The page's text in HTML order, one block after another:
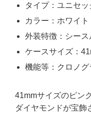
タイプ：ユニセッ
カラー：ホワイト
外装特徴：シース
ケースサイズ：
機能等：クロノグ
41mmサイズのピン
ダイヤモンドが宝飾